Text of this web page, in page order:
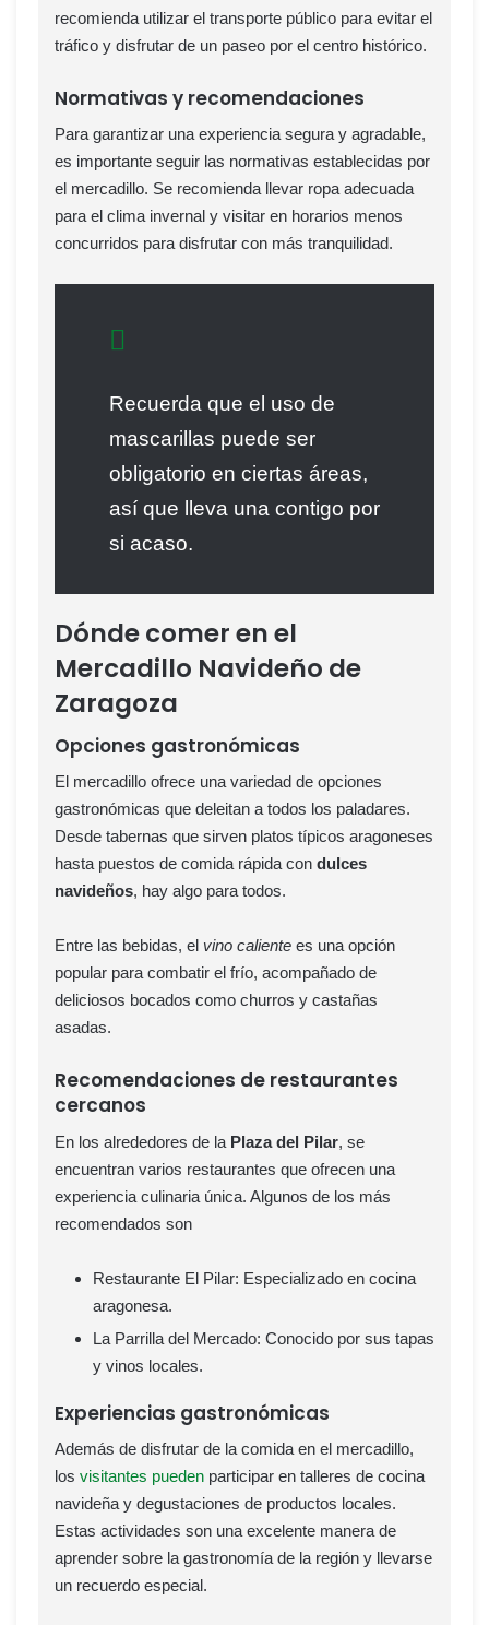
recomienda utilizar el transporte público para evitar el
tráfico y disfrutar de un paseo por el centro histórico.
Normativas y recomendaciones
Para garantizar una experiencia segura y agradable,
es importante seguir las normativas establecidas por
el mercadillo. Se recomienda llevar ropa adecuada
para el clima invernal y visitar en horarios menos
concurridos para disfrutar con más tranquilidad.
Recuerda que el uso de
mascarillas puede ser
obligatorio en ciertas áreas,
así que lleva una contigo por
si acaso.
Dónde comer en el
Mercadillo Navideño de
Zaragoza
Opciones gastronómicas
El mercadillo ofrece una variedad de opciones
gastronómicas que deleitan a todos los paladares.
Desde tabernas que sirven platos típicos aragoneses
hasta puestos de comida rápida con dulces
navideños, hay algo para todos.
Entre las bebidas, el vino caliente es una opción
popular para combatir el frío, acompañado de
deliciosos bocados como churros y castañas
asadas.
Recomendaciones de restaurantes
cercanos
En los alrededores de la Plaza del Pilar, se
encuentran varios restaurantes que ofrecen una
experiencia culinaria única. Algunos de los más
recomendados son
Restaurante El Pilar: Especializado en cocina
aragonesa.
La Parrilla del Mercado: Conocido por sus tapas
y vinos locales.
Experiencias gastronómicas
Además de disfrutar de la comida en el mercadillo,
los visitantes pueden participar en talleres de cocina
navideña y degustaciones de productos locales.
Estas actividades son una excelente manera de
aprender sobre la gastronomía de la región y llevarse
un recuerdo especial.